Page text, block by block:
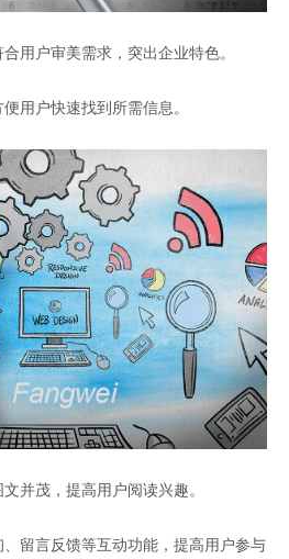
用户审美需求，突出企业特色。
用户快速找到所需信息。
并茂，提高用户阅读兴趣。
留言反馈等互动功能，提高用户参与